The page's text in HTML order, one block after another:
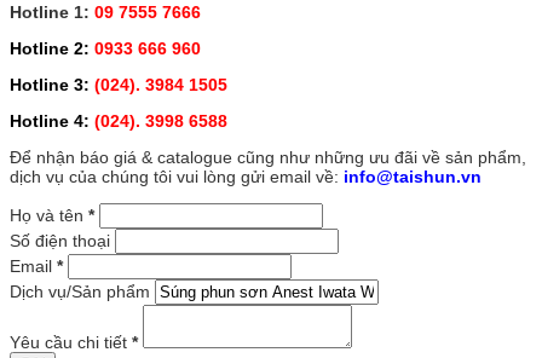
Hotline 1: 09 7555 7666
Hotline 2: 0933 666 960
Hotline 3: (024). 3984 1505
Hotline 4: (024). 3998 6588
Để nhận báo giá & catalogue cũng như những ưu đãi về sản phẩm,
dịch vụ của chúng tôi vui lòng gửi email về: info@taishun.vn
Họ và tên *
Số điện thoại
Email *
Dịch vụ/Sản phẩm
Yêu cầu chi tiết *